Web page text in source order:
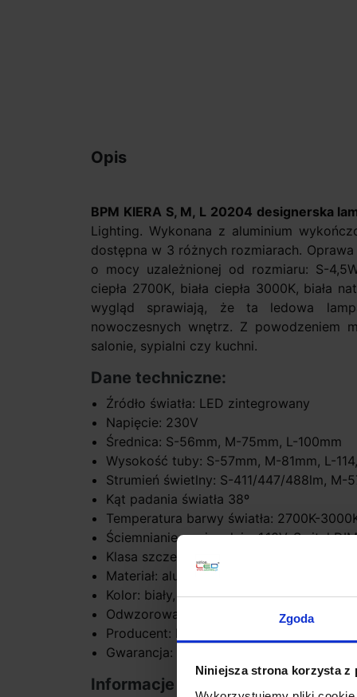
Zgoda
Niniejsza strona korzysta z
Opis
BPM KIERA S, M, L 20204 designerska
Lighting. Wykonana z aluminium
dostępna w 3 różnych rozmiarach.
o mocy uzależnionej od rozmiaru: S-
ciepła 2700K, biała ciepła 3000K, biała
wygląd sprawiają, że ta ledowa
nowoczesnych wnętrz. Z powodzeniem
salonie, sypialni czy kuchni.
Dane techniczne:
Źródło światła: LED zintegrowany
Napięcie: 230V
Średnica: S-56mm, M-75mm, L-100mm
Wysokość tuby: S-57mm, M-81mm, L-
Strumień świetlny: S-411/447/488lm, M-
Kąt padania światła 38º
Temperatura barwy światła: 2700K-
Ściemnianie opcjonalnie: 1.10V,
Klasa szczelności: IP20
Materiał: aluminium
Kolor: biały, czarny
Odwzorowanie barw CRI>90
Producent: BPM Lighting
Gwarancja: 5 lat
Informacje dodatkowe: